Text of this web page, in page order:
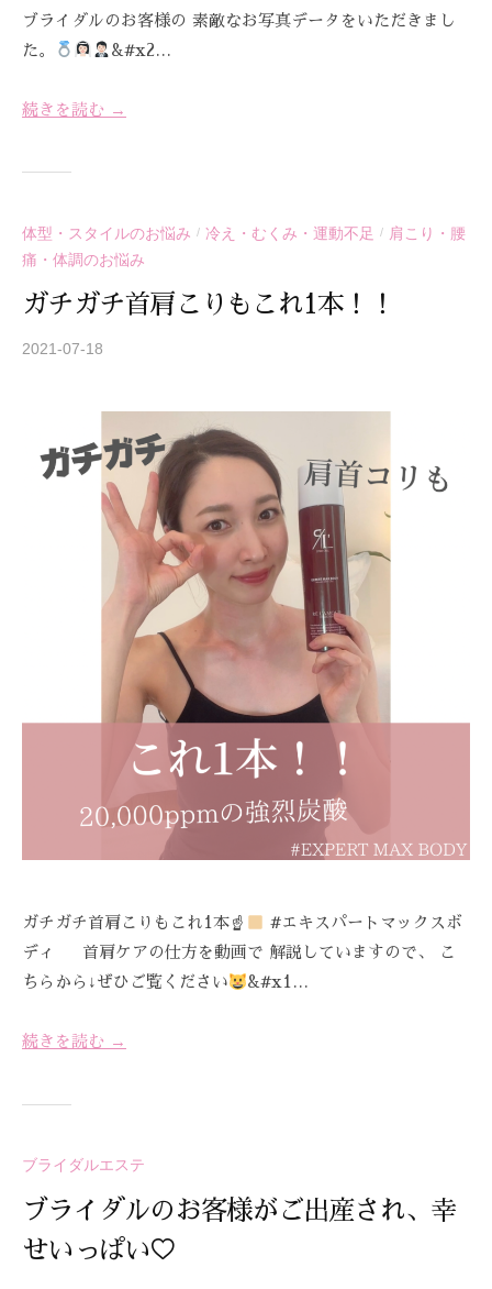
ブライダルのお客様の 素敵なお写真データをいただきまし
た。
‍&#x2…
続きを読む →
体型・スタイルのお悩み / 冷え・むくみ・運動不足 / 肩こり・腰
痛・体調のお悩み
ガチガチ首肩こりもこれ1本！！
2021-07-18
R
E
A
Z
C
ガチガチ首肩こりもこれ1本☝
#エキスパートマックスボ
ディ 首肩ケアの仕方を動画で 解説していますので、 こ
ちらから↓ぜひご覧ください
&#x1…
続きを読む →
ブライダルエステ
ブライダルのお客様がご出産され、幸
せいっぱい♡